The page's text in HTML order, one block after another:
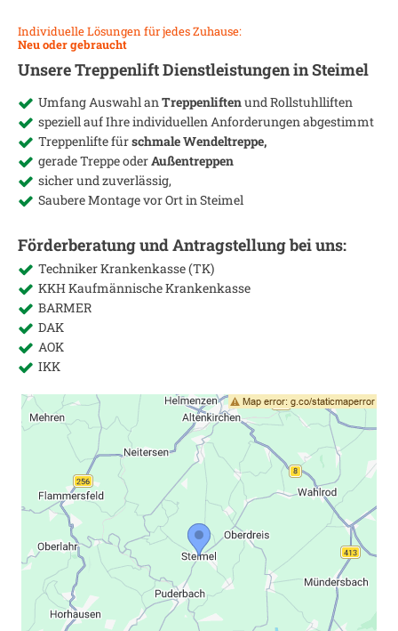
Individuelle Lösungen für jedes Zuhause:
Neu oder gebraucht
Unsere Treppenlift Dienstleistungen inSteimel
Umfang Auswahl anTreppenliftenund Rollstuhlliften
speziell auf Ihre individuellen Anforderungen abgestimmt
Treppenlifte fürschmale Wendeltreppe,
gerade Treppe oderAußentreppen
sicher und zuverlässig,
Saubere Montage vor Ort inSteimel
Förderberatung und Antragstellung bei uns:
Techniker Krankenkasse (TK)
KKH Kaufmännische Krankenkasse
BARMER
DAK
AOK
IKK